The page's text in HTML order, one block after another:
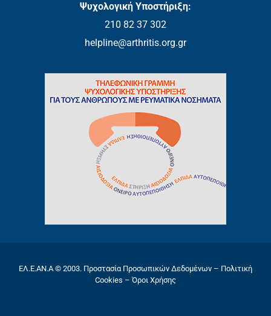
Ψυχολογική Υποστήριξη:
210 82 37 302
helpline@arthritis.org.gr
ΕΛ.Ε.ΑΝ.Α © 2003. Προστασία Προσωπικών Δεδομένων – Πολιτική
Cookies – Όροι Χρήσης